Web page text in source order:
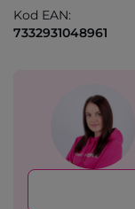
Kod EAN:
7332931048961